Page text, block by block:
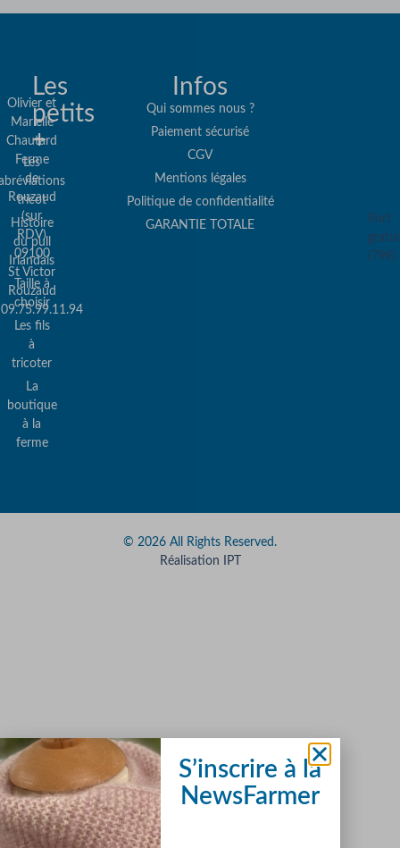
Olivier et
Marielle
Chautard
Ferme
de
Rouzaud
(sur
RDV)
09100
St Victor
Rouzaud
09.75.99.11.94
Les
petits
+
Les
tricot
Histoire
du pull
Irlandais
Taille à
choisir
Les fils
à
tricoter
La
boutique
à la
ferme
Infos
Qui sommes nous ?
Paiement sécurisé
CGV
Mentions légales
Politique de confidentialité
GARANTIE TOTALE
Port
(79€)
© 2026 All Rights Reserved.
Réalisation IPT
S’inscrire à la
NewsFarmer